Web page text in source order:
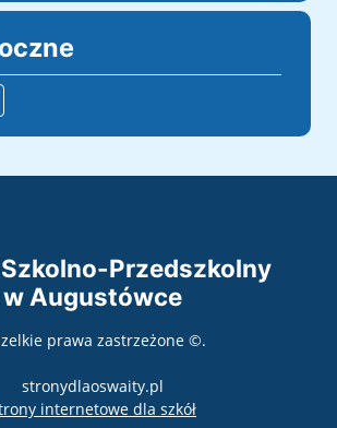
Szkolno-Przedszkolny
w Augustówce
prawa zastrzeżone ©.
stronydlaoswaity.pl
internetowe dla szkółotwiera się w